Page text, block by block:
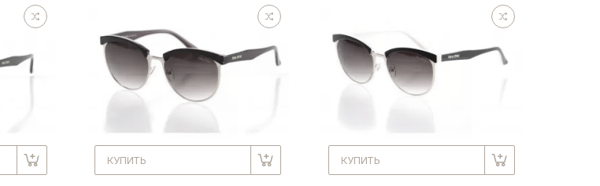
КУПИТЬ КУПИТЬ